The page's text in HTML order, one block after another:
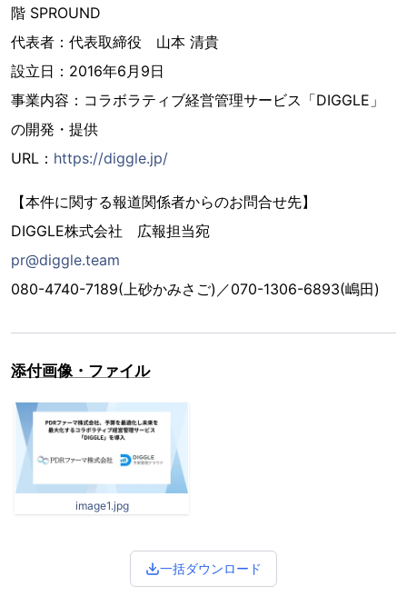
階 SPROUND
代表者：代表取締役 山本 清貴
設立日：2016年6月9日
事業内容：コラボラティブ経営管理サービス「DIGGLE」
の開発・提供
URL： https://diggle.jp/
【本件に関する報道関係者からのお問合せ先】
DIGGLE株式会社 広報担当宛
pr@diggle.team
080-4740-7189(上砂かみさご)／070-1306-6893(嶋田)
添付画像・ファイル
image1.jpg
一括ダウンロード